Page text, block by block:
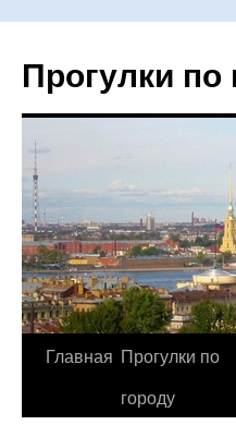
Прогулки по
Перейти
Главная Прогулки по
городу